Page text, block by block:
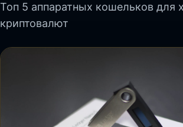
Топ 5 аппаратных кошельков для
криптовалют